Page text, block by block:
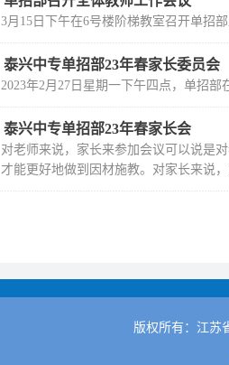
3月15日下午在6号楼阶梯教室召开单招
泰兴中专单招部23年春家长委员会
2023年2月27日星期一下午四点，单招部
泰兴中专单招部23年春家长会
对老师来说，家长来参加会议可以说是
才能更好地做到因材施教。对家长来说
版权所有：江苏